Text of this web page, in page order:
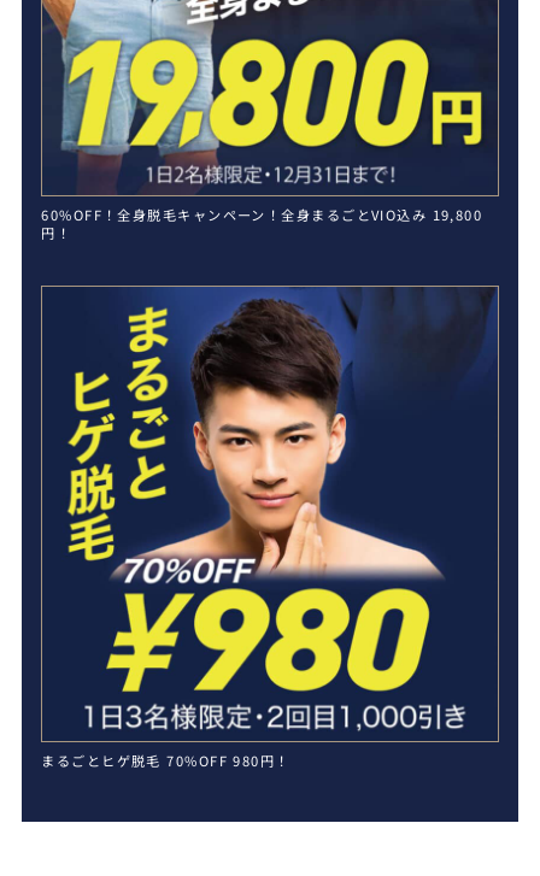
60%OFF！全身脱毛キャンペーン！全身まるごとVIO込み 19,800
円！
まるごとヒゲ脱毛 70%OFF 980円！